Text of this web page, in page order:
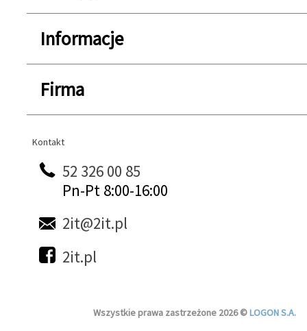
Informacje
Firma
Kontakt
Kontakt
52 326 00 85
Pn-Pt 8:00-16:00
2it@2it.pl
2it.pl
Wszystkie prawa zastrzeżone 2026 ©LOGON S.A.